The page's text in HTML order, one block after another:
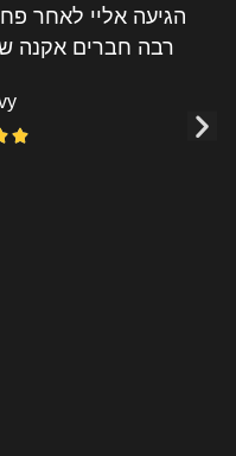
מקום העבודה תוך
טוב יותר ללא
המון